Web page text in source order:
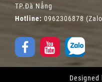
TP.Đà Nẵng
Hotline: 0962306878
Designed